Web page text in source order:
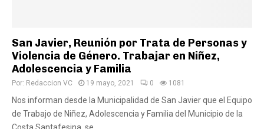
San Javier, Reunión por Trata de Personas y
Violencia de Género. Trabajar en Niñez,
Adolescencia y Familia
Por: Redaccion VC 19 mayo, 2021 0 1081
Nos informan desde la Municipalidad de San Javier que el Equipo
de Trabajo de Niñez, Adolescencia y Familia del Municipio de la